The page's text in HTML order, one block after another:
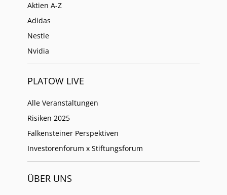
Aktien A-Z
Adidas
Nestle
Nvidia
PLATOW LIVE
Alle Veranstaltungen
Risiken 2025
Falkensteiner Perspektiven
Investorenforum x Stiftungsforum
ÜBER UNS